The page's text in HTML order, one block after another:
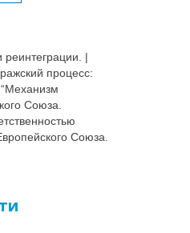
реинтеграции. |
процесс:
Союза.
Союза.